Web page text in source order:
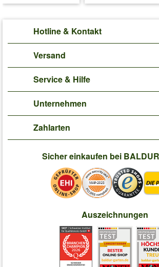
Hotline & Kontakt
Versand
Service & Hilfe
Unternehmen
Zahlarten
Sicher einkaufen bei
Auszeichnungen